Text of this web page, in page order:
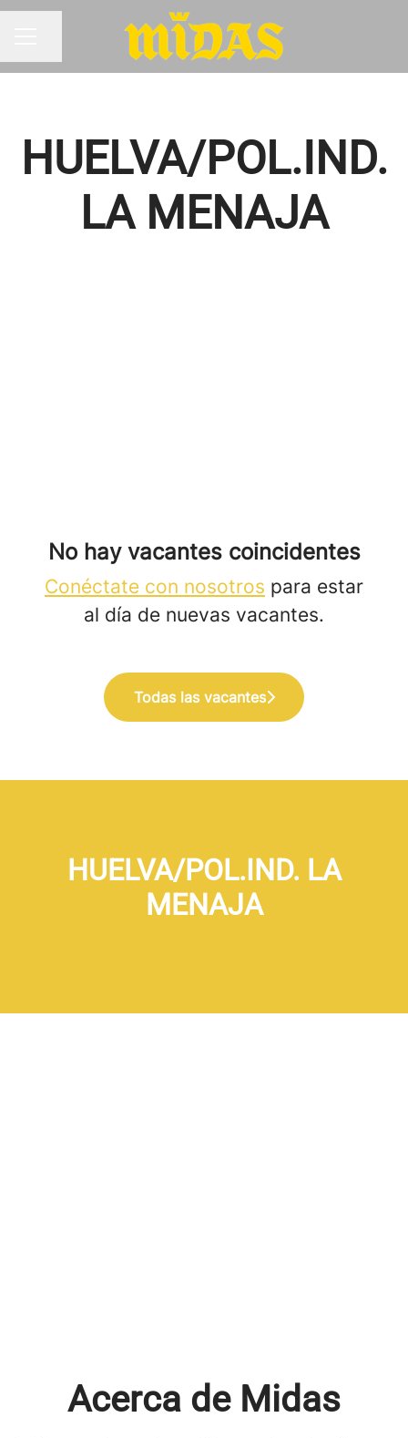
HUELVA/POL.IND.
LA MENAJA
No hay vacantes coincidentes
Conéctate con nosotros para estar
al día de nuevas vacantes.
Todas las vacantes
HUELVA/POL.IND. LA
MENAJA
Acerca de Midas